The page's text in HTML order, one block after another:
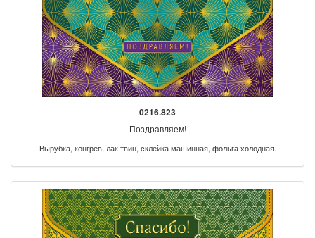
0216.823
Поздравляем!
Вырубка, конгрев, лак твин, склейка машинная, фольга холодная.